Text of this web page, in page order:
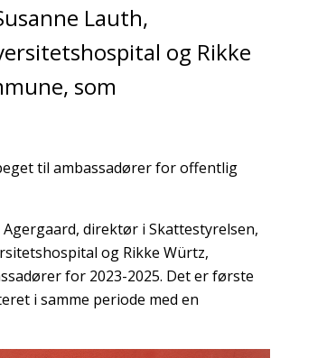
Lauth,
og Rikke
som
til ambassadører for offentlig
direktør i Skattestyrelsen,
og Rikke Würtz,
for 2023-2025. Det er første
i samme periode med en